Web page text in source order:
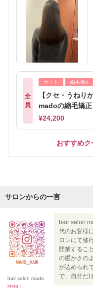
全
員
カット 縮毛矯正
【クセ・うねり
madoの縮毛矯正
¥24,200
おすすめ
サロンからの一言
hair salon mado
insta：
hair salon
代のお客様
ロンにて修
開業するこ
の暖かさの
が込められ
で、自分だ